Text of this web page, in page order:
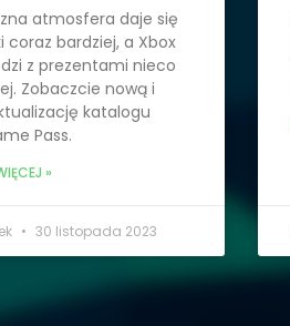
atmosfera daje się
coraz bardziej, a Xbox
z prezentami nieco
Zobaczcie nową i
katalogu
Pass.
»
30 listopada 2023